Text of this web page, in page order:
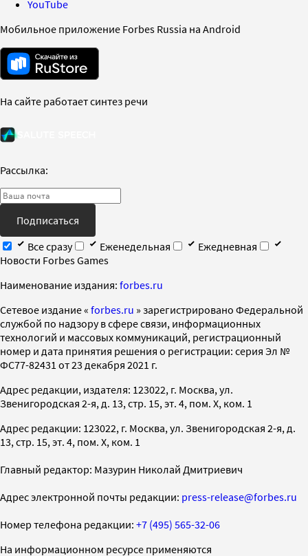
YouTube
Мобильное приложение Forbes Russia на Android
На сайте работает синтез речи
Рассылка:
Подписаться
Все сразу
Еженедельная
Ежедневная
Новости Forbes Games
Наименование издания: forbes.ru
Cетевое издание « forbes.ru » зарегистрировано Федеральной
службой по надзору в сфере связи, информационных
технологий и массовых коммуникаций, регистрационный
номер и дата принятия решения о регистрации: серия Эл №
ФС77-82431 от 23 декабря 2021 г.
Адрес редакции, издателя: 123022, г. Москва, ул.
Звенигородская 2-я, д. 13, стр. 15, эт. 4, пом. X, ком. 1
Адрес редакции: 123022, г. Москва, ул. Звенигородская 2-я, д.
13, стр. 15, эт. 4, пом. X, ком. 1
Главный редактор: Мазурин Николай Дмитриевич
Адрес электронной почты редакции: press-release@forbes.ru
Номер телефона редакции: +7 (495) 565-32-06
На информационном ресурсе применяются